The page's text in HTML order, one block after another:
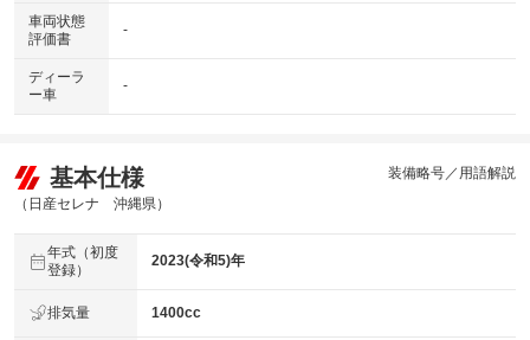
車両状態
評価書
-
ディーラ
ー車
-
基本仕様
（日産セレナ 沖縄県）
装備略号／用語解説
年式（初度
登録）
2023(令和5)年
排気量 1400cc